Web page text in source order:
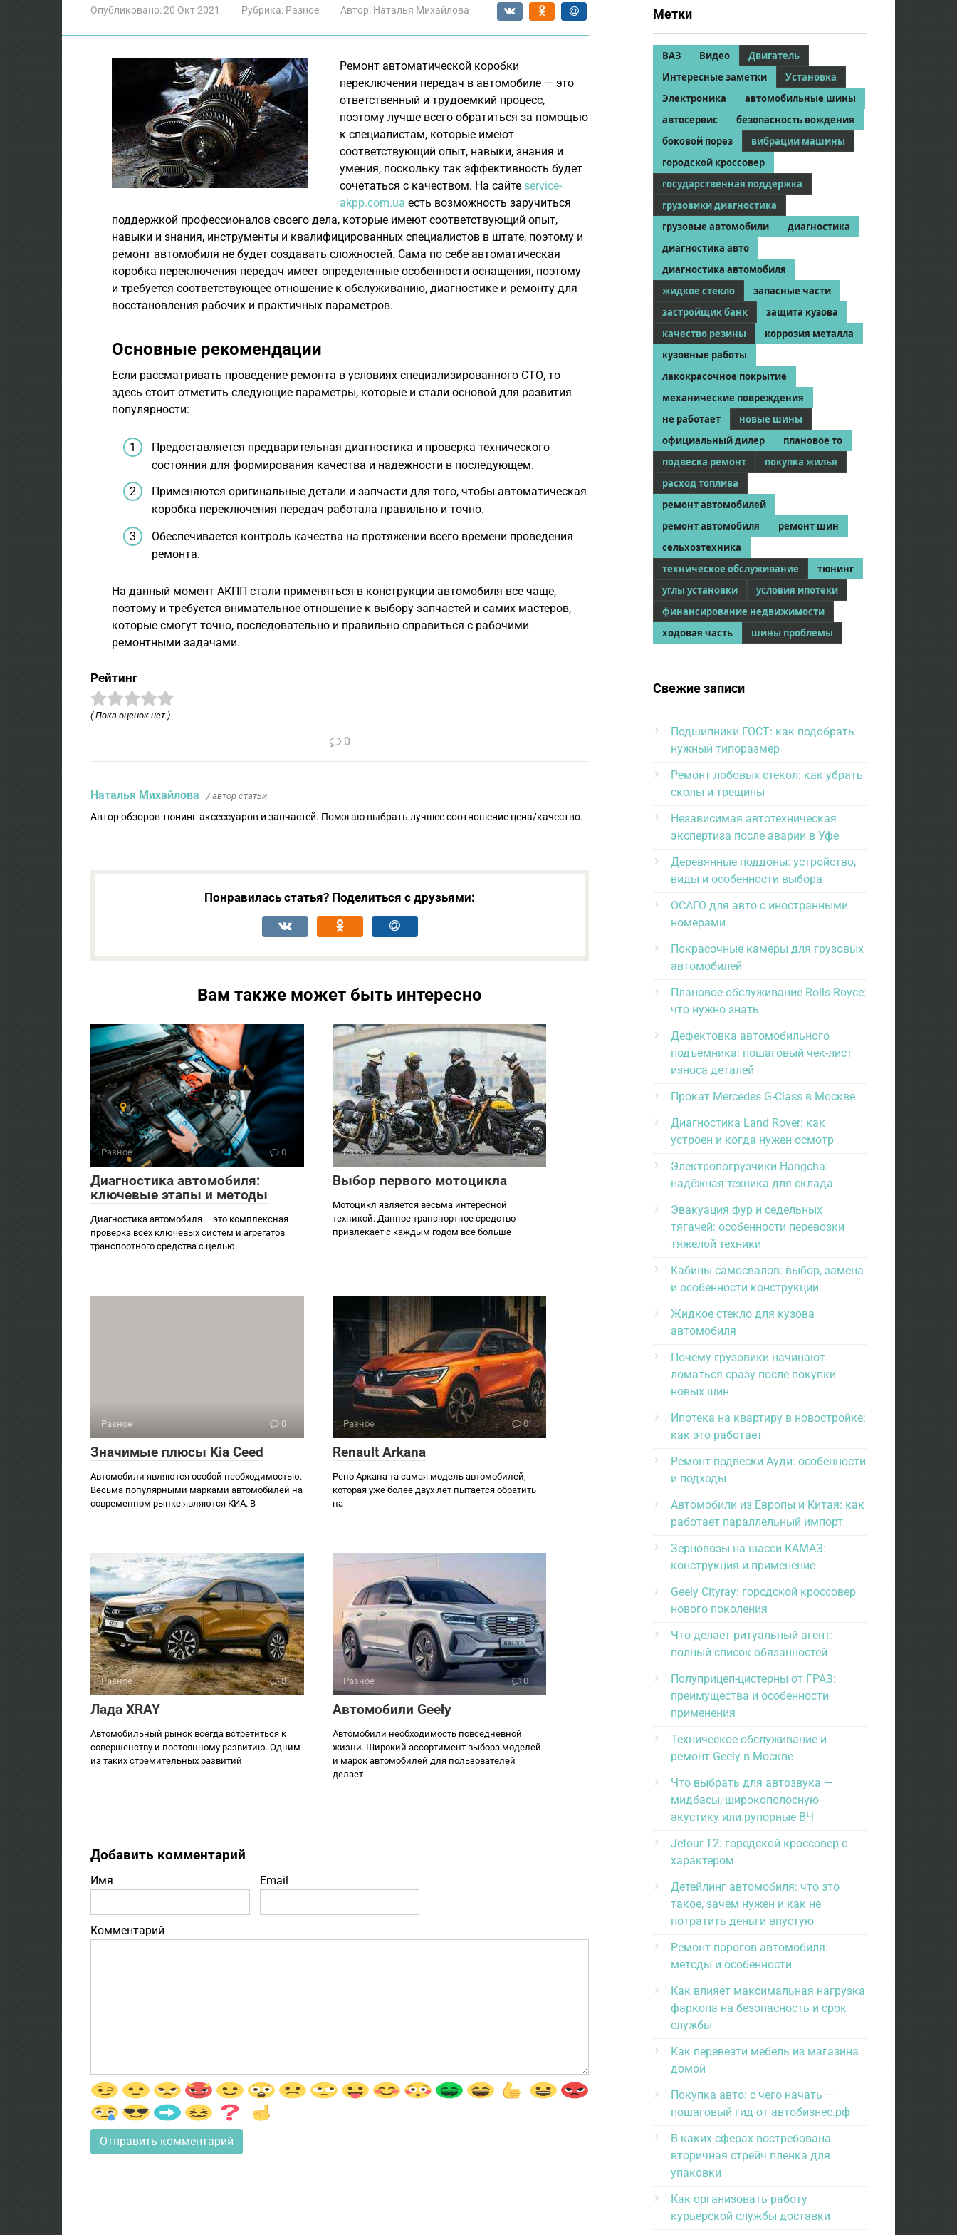
Опубликовано:20 Окт 2021 Рубрика: Разное Автор: Наталья Михайлова
Ремонт автоматической коробки
переключения передач в автомобиле — это
ответственный и трудоемкий процесс,
поэтому лучше всего обратиться за помощью
к специалистам, которые имеют
соответствующий опыт, навыки, знания и
умения, поскольку так эффективность будет
сочетаться с качеством. На сайте service-
akpp.com.ua есть возможность заручиться
поддержкой профессионалов своего дела, которые имеют соответствующий опыт,
навыки и знания, инструменты и квалифицированных специалистов в штате, поэтому и
ремонт автомобиля не будет создавать сложностей. Сама по себе автоматическая
коробка переключения передач имеет определенные особенности оснащения, поэтому
и требуется соответствующее отношение к обслуживанию, диагностике и ремонту для
восстановления рабочих и практичных параметров.
Основные рекомендации
Если рассматривать проведение ремонта в условиях специализированного СТО, то
здесь стоит отметить следующие параметры, которые и стали основой для развития
популярности:
Предоставляется предварительная диагностика и проверка технического
состояния для формирования качества и надежности в последующем.
Применяются оригинальные детали и запчасти для того, чтобы автоматическая
коробка переключения передач работала правильно и точно.
Обеспечивается контроль качества на протяжении всего времени проведения
ремонта.
На данный момент АКПП стали применяться в конструкции автомобиля все чаще,
поэтому и требуется внимательное отношение к выбору запчастей и самих мастеров,
которые смогут точно, последовательно и правильно справиться с рабочими
ремонтными задачами.
Рейтинг
( Пока оценок нет )
0
Наталья Михайлова / автор статьи
Автор обзоров тюнинг-аксессуаров и запчастей. Помогаю выбрать лучшее соотношение цена/качество.
Понравилась статья? Поделиться с друзьями:
Вам также может быть интересно
Разное 0
Диагностика автомобиля:
ключевые этапы и методы
Диагностика автомобиля – это комплексная
проверка всех ключевых систем и агрегатов
транспортного средства с целью
Разное 0
Выбор первого мотоцикла
Мотоцикл является весьма интересной
техникой. Данное транспортное средство
привлекает с каждым годом все больше
Разное 0
Значимые плюсы Kia Ceed
Автомобили являются особой необходимостью.
Весьма популярными марками автомобилей на
современном рынке являются КИА. В
Разное 0
Renault Arkana
Рено Аркана та самая модель автомобилей,
которая уже более двух лет пытается обратить
на
Разное 0
Лада XRAY
Автомобильный рынок всегда встретиться к
совершенству и постоянному развитию. Одним
из таких стремительных развитий
Разное 0
Автомобили Geely
Автомобили необходимость повседневной
жизни. Широкий ассортимент выбора моделей
и марок автомобилей для пользователей
делает
Добавить комментарий
Имя Email
Комментарий
Метки
ВАЗ Видео
Двигатель
Интересные заметки
Установка
Электроника
автомобильные шины
автосервис
безопасность вождения
боковой порез
вибрации машины
городской кроссовер
государственная поддержка
грузовики диагностика
грузовые автомобили
диагностика
диагностика авто
диагностика автомобиля
жидкое стекло
запасные части
застройщик банк
защита кузова
качество резины
коррозия металла
кузовные работы
лакокрасочное покрытие
механические повреждения
не работает
новые шины
официальный дилер
плановое то
подвеска ремонт
покупка жилья
расход топлива
ремонт автомобилей
ремонт автомобиля
ремонт шин
сельхозтехника
техническое обслуживание
тюнинг
углы установки
условия ипотеки
финансирование недвижимости
ходовая часть
шины проблемы
Свежие записи
Подшипники ГОСТ: как подобрать
нужный типоразмер
Ремонт лобовых стекол: как убрать
сколы и трещины
Независимая автотехническая
экспертиза после аварии в Уфе
Деревянные поддоны: устройство,
виды и особенности выбора
ОСАГО для авто с иностранными
номерами
Покрасочные камеры для грузовых
автомобилей
Плановое обслуживание Rolls-Royce:
что нужно знать
Дефектовка автомобильного
подъемника: пошаговый чек-лист
износа деталей
Прокат Mercedes G-Class в Москве
Диагностика Land Rover: как
устроен и когда нужен осмотр
Электропогрузчики Hangcha:
надёжная техника для склада
Эвакуация фур и седельных
тягачей: особенности перевозки
тяжелой техники
Кабины самосвалов: выбор, замена
и особенности конструкции
Жидкое стекло для кузова
автомобиля
Почему грузовики начинают
ломаться сразу после покупки
новых шин
Ипотека на квартиру в новостройке:
как это работает
Ремонт подвески Ауди: особенности
и подходы
Автомобили из Европы и Китая: как
работает параллельный импорт
Зерновозы на шасси КАМАЗ:
конструкция и применение
Geely Cityray: городской кроссовер
нового поколения
Что делает ритуальный агент:
полный список обязанностей
Полуприцеп-цистерны от ГРАЗ:
преимущества и особенности
применения
Техническое обслуживание и
ремонт Geely в Москве
Что выбрать для автозвука —
мидбасы, широкополосную
акустику или рупорные ВЧ
Jetour T2: городской кроссовер с
характером
Детейлинг автомобиля: что это
такое, зачем нужен и как не
потратить деньги впустую
Ремонт порогов автомобиля:
методы и особенности
Как влияет максимальная нагрузка
фаркопа на безопасность и срок
службы
Как перевезти мебель из магазина
домой
Покупка авто: с чего начать —
пошаговый гид от автобизнес.рф
В каких сферах востребована
вторичная стрейч пленка для
упаковки
Как организовать работу
курьерской службы доставки